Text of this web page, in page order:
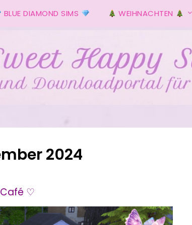
BLUE DIAMOND SIMS WEIHNACHTEN
2024
♡